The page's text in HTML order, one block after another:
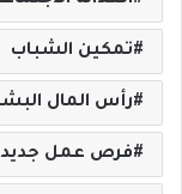
تمكين الشباب
رأس المال
فرص عمل